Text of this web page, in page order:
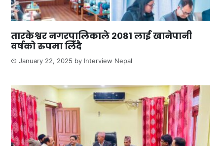
तारकेश्वर नगरपालिकाले २०८१ लाई खानेपानी
वर्षको रुपमा लिँदै
January 22, 2025 by Interview Nepal